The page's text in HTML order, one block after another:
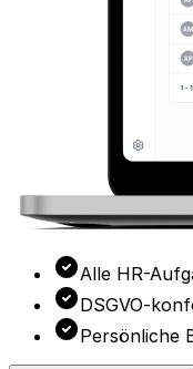
Alle HR-
DSGVO-
Persönliche